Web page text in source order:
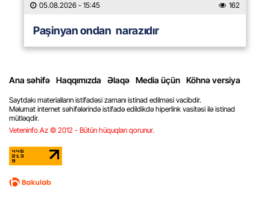
05.08.2026 - 15:45 162
Paşinyan ondan narazıdır
Ana səhifə Haqqımızda Əlaqə Media üçün Köhnə versiya
Saytdakı materialların istifadəsi zamanı istinad edilməsi vacibdir.
Məlumat internet səhifələrində istifadə edildikdə hiperlink vasitəsi ilə istinad
mütləqdir.
Veteninfo.Az © 2012 - Bütün hüquqları qorunur.